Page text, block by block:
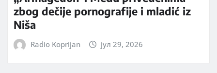
zbog dečije pornografije i mladić iz
Niša
Radio Koprijan јул 29, 2026